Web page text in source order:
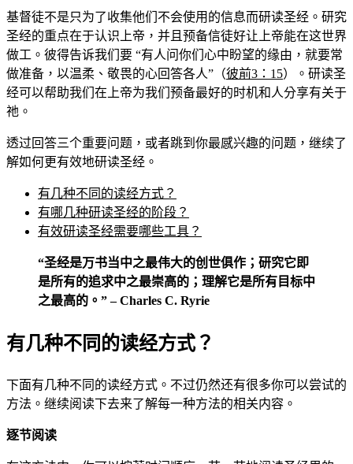
基督徒不是只为了收集他们不会使用的信息而研读圣经。研究
圣经的重点在于认识上帝，并且预备信徒好让上帝能在这世界
做工。彼得告诉我们要 “有人问你们心中盼望的缘由，就要常
做准备，以温柔、敬畏的心回答各人”（彼前3：15）。研读圣
经可以帮助我们在上帝为我们预备最好的时机和人分享有关于
祂。
透过回答三个重要问题，或者跳到你最感兴趣的问题，继续了
解如何更有效地研读圣经。
有几种不同的读经方式？
有哪几种研读圣经的阶段？
有效研读圣经需要哪些工具？
“圣经是万书当中之最伟大的创世俱作；研究它即
是所有的追求中之最崇高的；理解它是所有目标中
之最高的。” – Charles C. Ryrie
有几种不同的读经方式？
下面有几种不同的读经方式。不过仍然还有很多你可以尝试的
方法。继续阅读下去来了解每一种方法的相关内容。
逐节阅读